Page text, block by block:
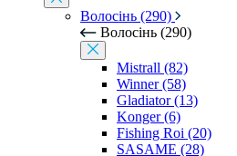
Волосінь (290)
Волосінь (290)
Mistrall (82)
Winner (58)
Gladiator (13)
Konger (6)
Fishing Roi (20)
SASAME (28)